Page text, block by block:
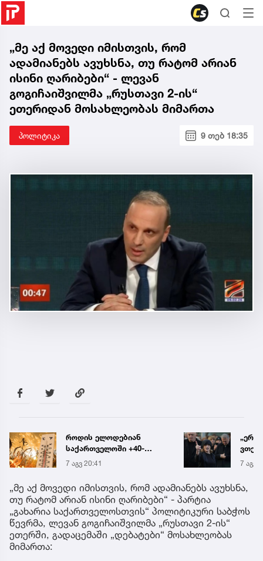
„მე აქ მოვედი იმისთვის, რომ
ადამიანებს ავუხსნა, თუ რატომ არიან
ისინი ღარიბები“ - ლევან
გოგიჩაიშვილმა „რუსთავი 2-ის“
ეთერიდან მოსახლეობას მიმართა
პოლიტიკა 9 თებ 18:35
„ერთი წინადადება რომ
ვთქვა, ის გახდის
ნათელს, თუ რატომ იყო
წამქეზებელი...“ - გიგა
ავალიანის დედა
7 აგვ 20:19
„მე აქ მოვედი იმისთვის, რომ ადამიანებს ავუხსნა,
თუ რატომ არიან ისინი ღარიბები“ - პარტია
„გახარია საქართველოსთვის“ პოლიტიკური საბჭოს
წევრმა, ლევან გოგიჩაიშვილმა „რუსთავი 2-ის“
ეთერში, გადაცემაში „დებატები“ მოსახლეობას
მიმართა: